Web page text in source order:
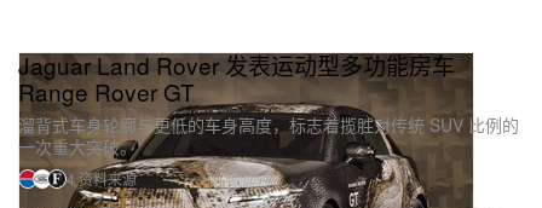
Jaguar Land Rover 发表运动型多功能房车
Range Rover GT
溜背式车身轮廓与更低的车身高度，标志着揽胜对传统 SUV 比例的
一次重大突破。
4 资料来源